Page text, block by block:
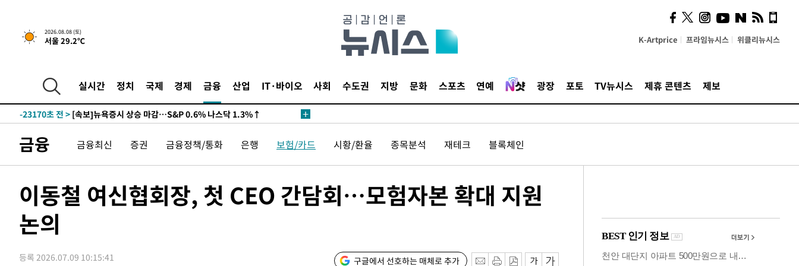
2026.08.08 (토)
서울 29.2℃ K-Artprice 프라임뉴시스 위클리뉴시스
실시간 정치 국제 경제 금융 산업 IT·바이오 사회 수도권 지방 문화 스포츠 연예 광장 포토 TV뉴시스 제휴 콘텐츠 제보
-23170초 전 >
[속보]뉴욕증시 상승 마감…S&P 0.6% 나스닥 1.3%↑
-30044초 전 >
-23170초 전 > [속보]뉴욕증시 상승 마감…S&P 0.6% 나스닥 1.3%↑
-23170초 전 >
[속보]뉴욕증시 상승 마감…S&P 0.6% 나스닥 1.3%↑
금융 금융최신 증권 금융정책/통화 은행 보험/카드 시황/환율 종목분석 재테크 블록체인
이동철 여신협회장, 첫 CEO 간담회…모험자본 확대 지원
논의
등록 2026.07.09 10:15:41 구글에서 선호하는 매체로 추가
시, 스마트폰 액세서리에
NFC 더했다